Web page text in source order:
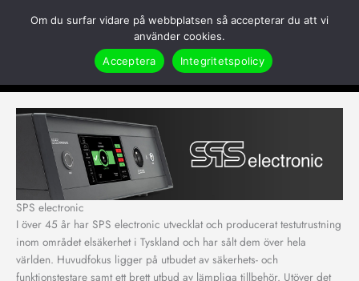
Search
Produkter SPS electronic
SPS electronic
I över 45 år har SPS electronic utvecklat och producerat testutrustning
inom området elsäkerhet i Tyskland och har sålt dem över hela
världen. Huvudfokus ligger på utbudet av säkerhets- och
funktionstestare samt ett brett utbud av lämpliga tillbehör. Utöver det
Om du surfar vidare på webbplatsen så accepterar du att vi
använder cookies.
Acceptera
Integritetspolicy